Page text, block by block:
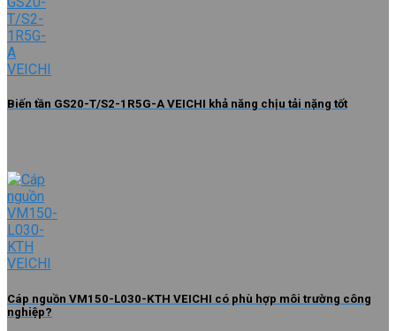
Biến tần GS20-T/S2-1R5G-A VEICHI khả năng chịu tải nặng tốt
Cáp nguồn VM150-L030-KTH VEICHI có phù hợp môi trường công
nghiệp?